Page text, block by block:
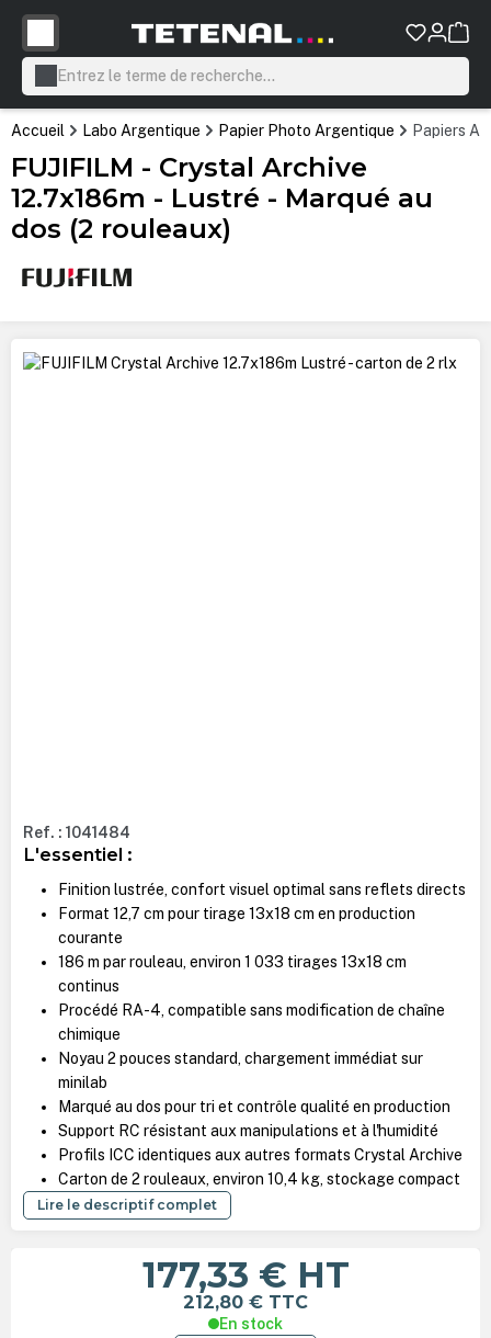
principal
Accueil Labo Argentique Papier Photo Argentique Papiers
FUJIFILM - Crystal Archive
12.7x186m - Lustré - Marqué au
dos (2 rouleaux)
Ignorer la galerie d'images
Ref. : 1041484
L'essentiel :
Finition lustrée, confort visuel optimal sans reflets directs
Format 12,7 cm pour tirage 13x18 cm en production
courante
186 m par rouleau, environ 1 033 tirages 13x18 cm
continus
Procédé RA-4, compatible sans modification de chaîne
chimique
Noyau 2 pouces standard, chargement immédiat sur
minilab
Marqué au dos pour tri et contrôle qualité en production
Support RC résistant aux manipulations et à l'humidité
Profils ICC identiques aux autres formats Crystal Archive
Carton de 2 rouleaux, environ 10,4 kg, stockage compact
Lire le descriptif complet
177,33 € HT
212,80 € TTC
En stock